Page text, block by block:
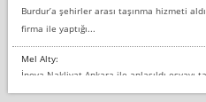
Burdur’a şehirler arası taşınma hizmeti
firma ile yaptığı...
Mel Alty:
İnova Nakliyat Ankara ile anlaşıldı eşyayı
Salon duvarına bir baktım birisi boydan